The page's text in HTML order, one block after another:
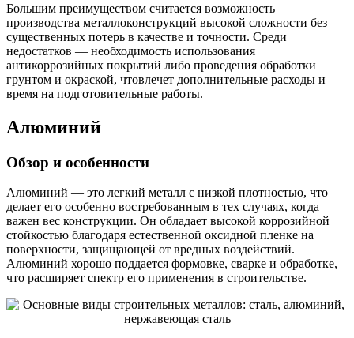
Большим преимуществом считается возможность
производства металлоконструкций высокой сложности без
существенных потерь в качестве и точности. Среди
недостатков — необходимость использования
антикоррозийных покрытий либо проведения обработки
грунтом и окраской, чтовлечет дополнительные расходы и
время на подготовительные работы.
Алюминий
Обзор и особенности
Алюминий — это легкий металл с низкой плотностью, что
делает его особенно востребованным в тех случаях, когда
важен вес конструкции. Он обладает высокой коррозийной
стойкостью благодаря естественной оксидной пленке на
поверхности, защищающей от вредных воздействий.
Алюминий хорошо поддается формовке, сварке и обработке,
что расширяет спектр его применения в строительстве.